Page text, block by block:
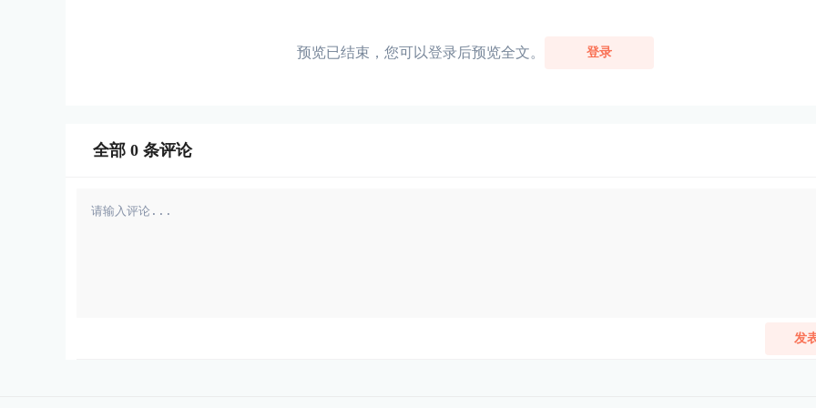
预览已结束，您可以登录后预览全文。 登录
全部 0 条评论
发